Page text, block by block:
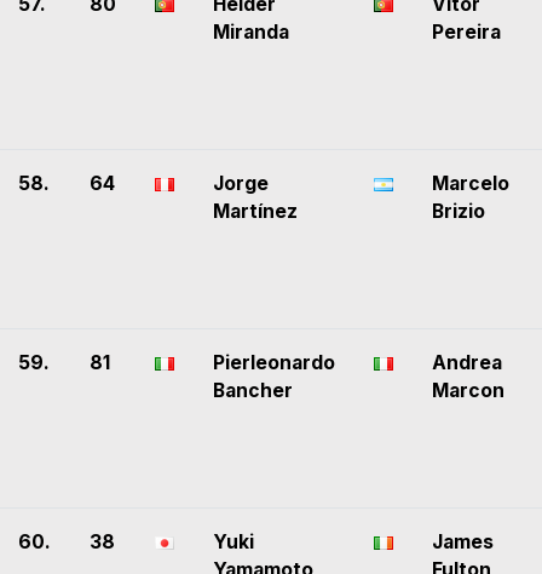
Miranda
Pereira
58. 64
Jorge
Martínez
Marcelo
Brizio
59. 81
Pierleonardo
Bancher
Andrea
Marcon
60. 38
Yuki
James